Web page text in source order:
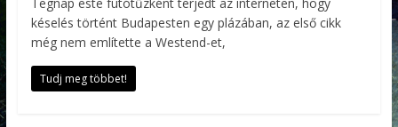
késelés történt Budapesten egy plázában, az első cikk
még nem említette a Westend-et,
Tudj meg többet!